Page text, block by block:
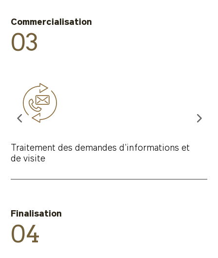
Commercialisation
03
Traitement des demandes d’informations et
de visite
Finalisation
04